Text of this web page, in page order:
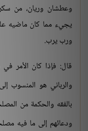
وعطشان وريان، من
يجيء مما كان ماضيه
ورب يرب.
قال: فإذا كان الأمر
والرباني هو المنسوب
بالفقه والحكمة من
ودعائهم إلى ما فيه